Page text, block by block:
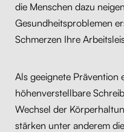
die Menschen dazu
Gesundheitsproblemen
Schmerzen Ihre
Als geeignete Prävention
höhenverstellbare
Wechsel der
stärken unter anderem